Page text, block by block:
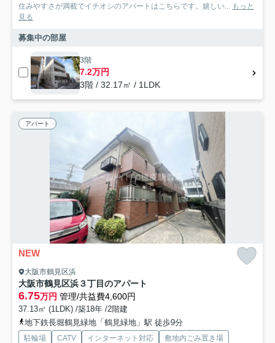
住みやすさが満載でイチオシのアパートはこちらです。嬉しい...
もっと
見る
募集中の部屋
3階
7.2万円
3階 / 32.17㎡ / 1LDK
アパート
NEW
大阪市鶴見区浜
大阪市鶴見区浜３丁目のアパート
6.75万円 管理/共益費4,600円
37.13㎡ (1LDK) /築18年 /2階建
地下鉄長堀鶴見緑地「鶴見緑地」駅 徒歩9分
駐輪場 CATV インターネット対応
敷地内ごみ置き場